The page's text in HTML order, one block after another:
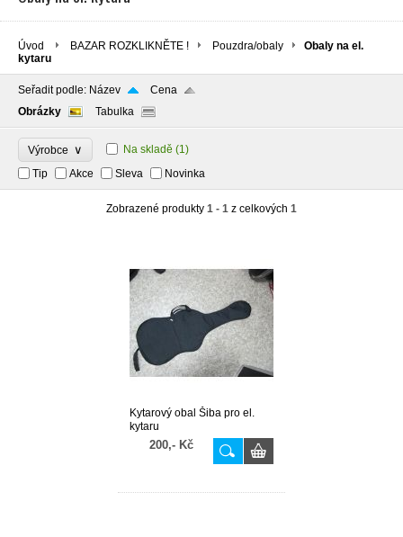
Úvod BAZAR ROZKLIKNĚTE ! Pouzdra/obaly
Obaly na el.
kytaru
Seřadit podle: Název
Cena
Obrázky
Tabulka
Výrobce ∨ Na skladě (1)
Tip
Akce Sleva Novinka
Zobrazené produkty 1 - 1 z celkových 1
Kytarový obal Šiba pro el.
kytaru
200,- Kč